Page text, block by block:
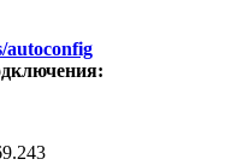
autoconfig